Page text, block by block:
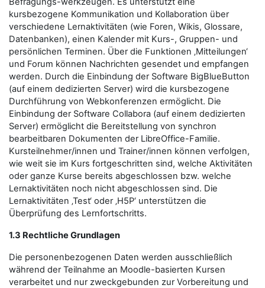
kursbezogene Kommunikation und Kollaboration über
verschiedene Lernaktivitäten (wie Foren, Wikis, Glossare,
Datenbanken), einen Kalender mit Kurs-, Gruppen- und
persönlichen Terminen. Über die Funktionen ‚Mitteilungen‘
und Forum können Nachrichten gesendet und empfangen
werden. Durch die Einbindung der Software BigBlueButton
(auf einem dedizierten Server) wird die kursbezogene
Durchführung von Webkonferenzen ermöglicht. Die
Einbindung der Software Collabora (auf einem dedizierten
Server) ermöglicht die Bereitstellung von synchron
bearbeitbaren Dokumenten der LibreOffice-Familie.
Kursteilnehmer/innen und Trainer/innen können verfolgen,
wie weit sie im Kurs fortgeschritten sind, welche Aktivitäten
oder ganze Kurse bereits abgeschlossen bzw. welche
Lernaktivitäten noch nicht abgeschlossen sind. Die
Lernaktivitäten ‚Test‘ oder ‚H5P‘ unterstützen die
Überprüfung des Lernfortschritts.
1.3 Rechtliche Grundlagen
Die personenbezogenen Daten werden ausschließlich
während der Teilnahme an Moodle-basierten Kursen
verarbeitet und nur zweckgebunden zur Vorbereitung und